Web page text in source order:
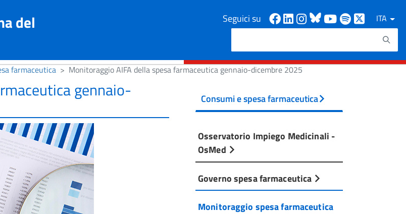
del Seguici su Facebook
Linkedin
Instagram
Bluesky
Youtube
Spotify
ITA
Cerca
farmaceutica Monitoraggio AIFA della spesa farmaceutica gennaio-dicembre 2025
gennaio- Consumi e spesa farmaceutica
Osservatorio Impiego Medicinali -
OsMed
Governo spesa farmaceutica
Monitoraggio spesa farmaceutica